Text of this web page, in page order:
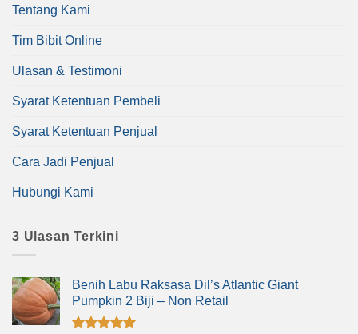
Tentang Kami
Tim Bibit Online
Ulasan & Testimoni
Syarat Ketentuan Pembeli
Syarat Ketentuan Penjual
Cara Jadi Penjual
Hubungi Kami
3 Ulasan Terkini
Benih Labu Raksasa Dil’s Atlantic Giant
Pumpkin 2 Biji – Non Retail